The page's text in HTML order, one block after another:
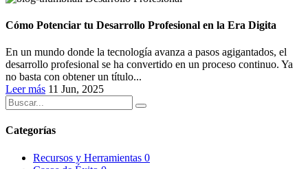
Cómo Potenciar tu Desarrollo Profesional en la Era Digita
En un mundo donde la tecnología avanza a pasos agigantados, el
desarrollo profesional se ha convertido en un proceso continuo. Ya
no basta con obtener un título...
Leer más 11 Jun, 2025
Categorías
Recursos y Herramientas 0